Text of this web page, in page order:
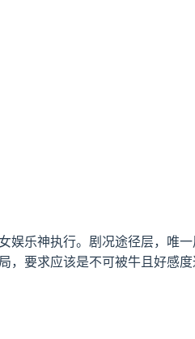
娱乐神执行。剧况途径层，唯
，要求应该是不可被牛且好感